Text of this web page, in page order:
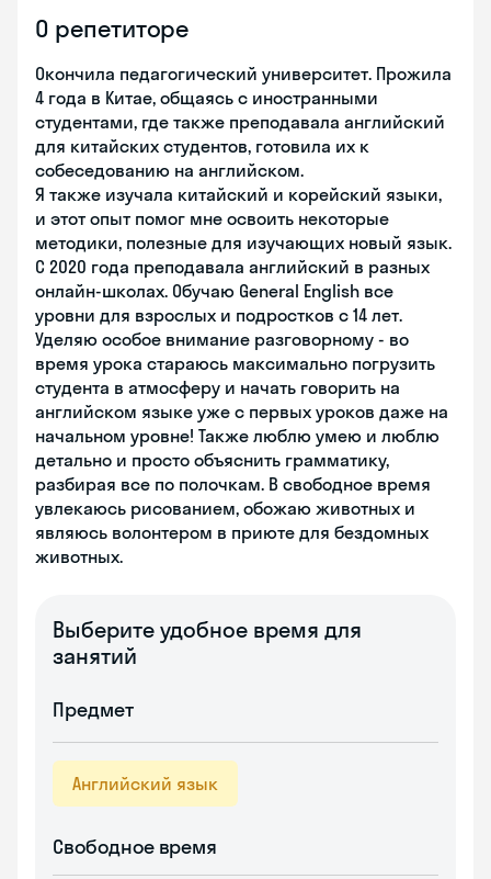
О репетиторе
Окончила педагогический университет. Прожила
4 года в Китае, общаясь с иностранными
студентами, где также преподавала английский
для китайских студентов, готовила их к
собеседованию на английском.
Я также изучала китайский и корейский языки,
и этот опыт помог мне освоить некоторые
методики, полезные для изучающих новый язык.
С 2020 года преподавала английский в разных
онлайн-школах. Обучаю General English все
уровни для взрослых и подростков с 14 лет.
Уделяю особое внимание разговорному - во
время урока стараюсь максимально погрузить
студента в атмосферу и начать говорить на
английском языке уже с первых уроков даже на
начальном уровне! Также люблю умею и люблю
детально и просто объяснить грамматику,
разбирая все по полочкам. В свободное время
увлекаюсь рисованием, обожаю животных и
являюсь волонтером в приюте для бездомных
животных.
Выберите удобное время для
занятий
Предмет
Английский язык
Свободное время